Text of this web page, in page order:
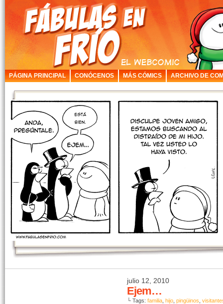
PÁGINA PRINCIPAL CONÓCENOS MÁS CÓMICS ARCHIVO DE
julio 12, 2010
Ejem…
└ Tags: familia hijo pingüinos